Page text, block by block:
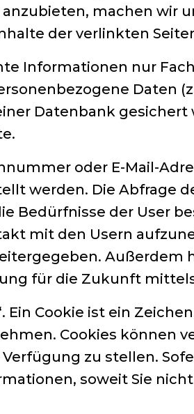
machen wir
der verlinkten
Informationen nur
Daten
Datenbank gesichert
oder E-Mail-
werden. Die Abfrage
Bedürfnisse der User
mit den Usern
Außerdem
für die Zukunft
Ein Cookie ist ein
Cookies können
zu stellen.
soweit Sie